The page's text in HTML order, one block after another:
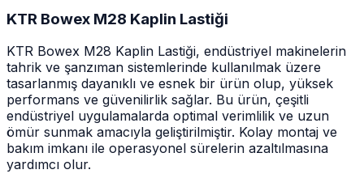
KTR Bowex M28 Kaplin Lastiği
KTR Bowex M28 Kaplin Lastiği, endüstriyel makinelerin
tahrik ve şanzıman sistemlerinde kullanılmak üzere
tasarlanmış dayanıklı ve esnek bir ürün olup, yüksek
performans ve güvenilirlik sağlar. Bu ürün, çeşitli
endüstriyel uygulamalarda optimal verimlilik ve uzun
ömür sunmak amacıyla geliştirilmiştir. Kolay montaj ve
bakım imkanı ile operasyonel sürelerin azaltılmasına
yardımcı olur.